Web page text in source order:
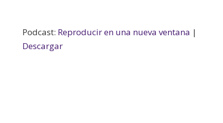
Podcast: Reproducir en una nueva ventana |
Descargar